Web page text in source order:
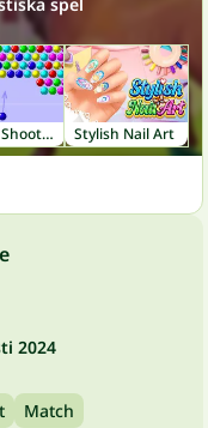
Bubble Shooter Stylish Nail Art
2024
Match